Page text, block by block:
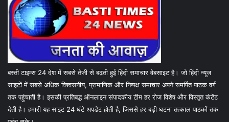
बस्ती टाइम्स 24 देश में सबसे तेजी से बढ़ती हुई हिंदी समाचार वेबसाइट है। जो हिंदी न्यूज
साइटों में सबसे अधिक विश्वसनीय, प्रामाणिक और निष्पक्ष समाचार अपने समर्पित पाठक वर्ग
तक पहुंचाती है। इसकी प्रतिबद्ध ऑनलाइन संपादकीय टीम हर रोज विशेष और विस्तृत कंटेंट
देती है। हमारी यह साइट 24 घंटे अपडेट होती है, जिससे हर बड़ी घटना तत्काल पाठकों तक